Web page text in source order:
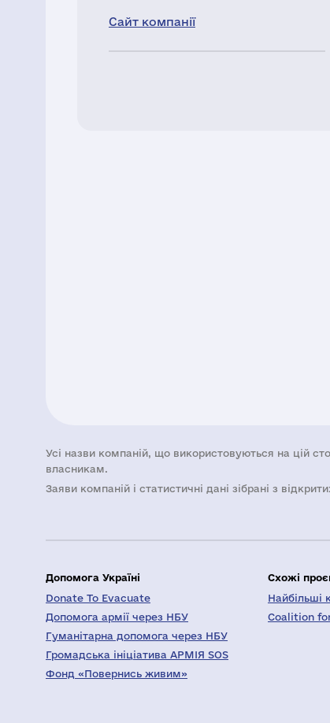
Сайт компанії
Усі назви компаній, що використовуються на цій
власникам.
Заяви компаній i статистичні дані зібрані з
Допомога Україні
Donate To Evacuate
Допомога армії через НБУ
Гуманітарна допомога через НБУ
Громадська ініціатива АРМІЯ SOS
Фонд «Повернись живим»
Схожі
Найбільші
Coalition